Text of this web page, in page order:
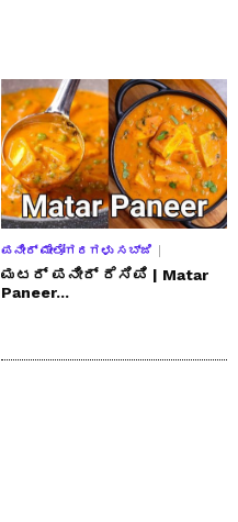
ಪನೀರ್ ಮೇಲೋಗರಗಳು ಸಬ್ಜಿ
ಮಟರ್ ಪನೀರ್ ರೆಸಿಪಿ | Matar
Paneer...